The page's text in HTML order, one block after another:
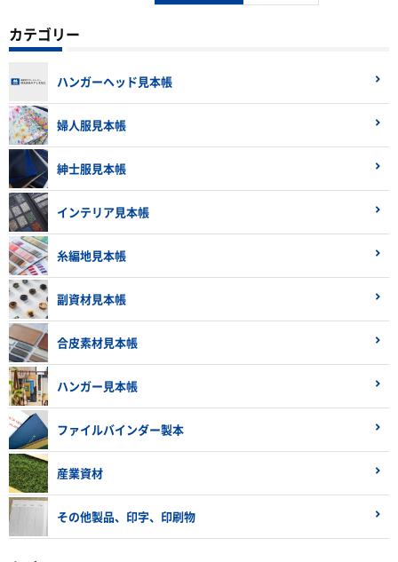
カテゴリー
ハンガーヘッド見本帳
婦人服見本帳
紳士服見本帳
インテリア見本帳
糸編地見本帳
副資材見本帳
合皮素材見本帳
ハンガー見本帳
ファイルバインダー製本
産業資材
その他製品、印字、印刷物